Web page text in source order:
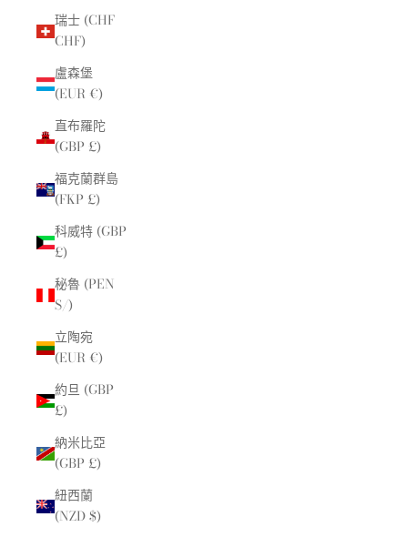
瑞士 (CHF
CHF)
盧森堡
(EUR €)
直布羅陀
(GBP £)
福克蘭群島
(FKP £)
科威特 (GBP
£)
秘魯 (PEN
S/)
立陶宛
(EUR €)
約旦 (GBP
£)
納米比亞
(GBP £)
紐西蘭
(NZD $)